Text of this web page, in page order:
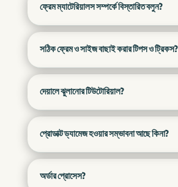
ফ্রেম ম্যাটেরিয়ালস সম্পর্কে বিস্তারিত বলুন?
সঠিক ফ্রেম ও সাইজ বাছাই করার টিপস ও ট্রিকস?
দেয়ালে ঝুলানোর টিউটোরিয়াল?
প্রোডাক্ট ড্যামেজ হওয়ার সম্ভাবনা আছে কিনা?
অর্ডার প্রোসেস?